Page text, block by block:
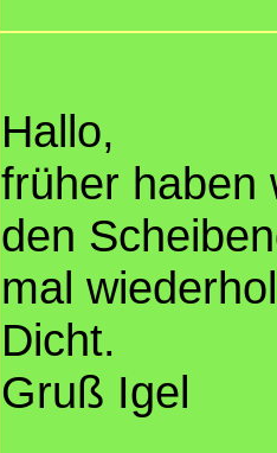
Hallo,
früher haben
den
mal
Dicht.
Gruß Igel